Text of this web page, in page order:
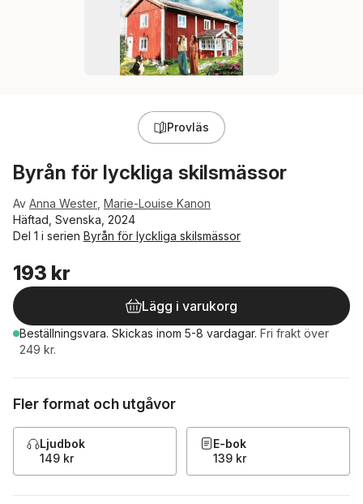
Provläs
Byrån för lyckliga skilsmässor
Av Anna Wester Marie-Louise Kanon
Häftad, Svenska, 2024
Del 1 i serien Byrån för lyckliga skilsmässor
193 kr
Lägg i varukorg
Beställningsvara. Skickas inom 5-8 vardagar. Fri frakt över
249 kr.
Fler format och utgåvor
Ljudbok
149 kr
E-bok
139 kr